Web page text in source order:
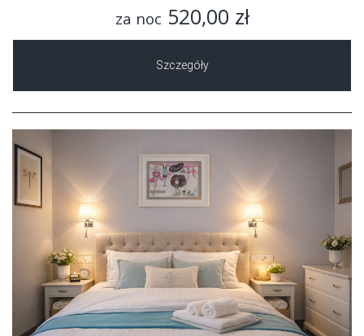
za noc 520,00 zł
Szczegóły